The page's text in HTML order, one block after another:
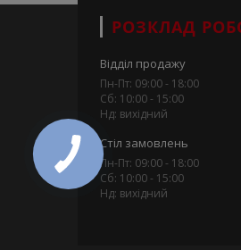
РОЗКЛАД
Відділ продажу
Пн-Пт: 09:00 - 18:00
Сб: 10:00 - 15:00
Нд: вихідний
Стіл замовлень
Пн-Пт: 09:00 - 18:00
Сб: 10:00 - 15:00
Нд: вихідний